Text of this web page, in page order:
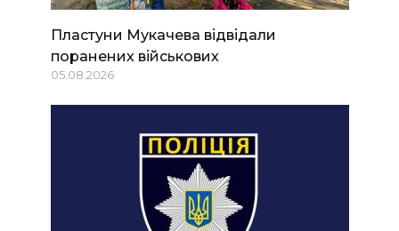
Пластуни Мукачева відвідали
поранених військових
05.08.2026